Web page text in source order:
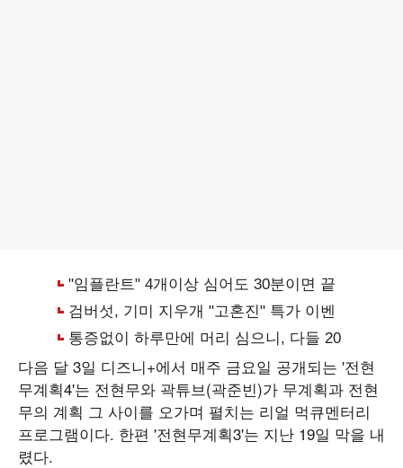
다음 달 3일 디즈니+에서 매주 금요일 공개되는 '전현
무계획4'는 전현무와 곽튜브(곽준빈)가 무계획과 전현
무의 계획 그 사이를 오가며 펼치는 리얼 먹큐멘터리
프로그램이다. 한편 '전현무계획3'는 지난 19일 막을 내
렸다.